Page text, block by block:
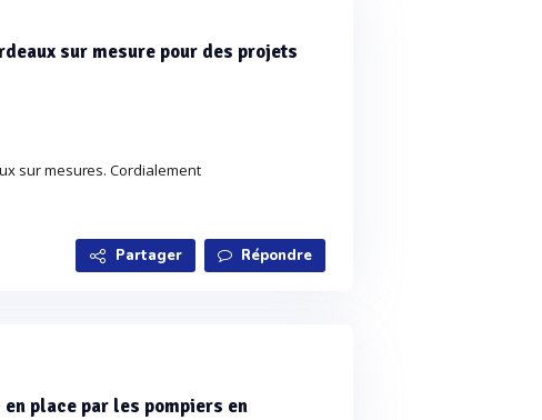
sur mesure pour des projets
sur mesures. Cordialement
Partager Répondre
place par les pompiers en